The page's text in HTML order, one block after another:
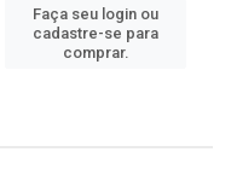
Faça seu login ou
cadastre-se para
comprar.